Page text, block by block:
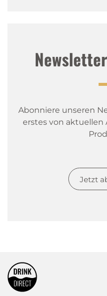
Abonniere unseren
erstes von
Jetzt